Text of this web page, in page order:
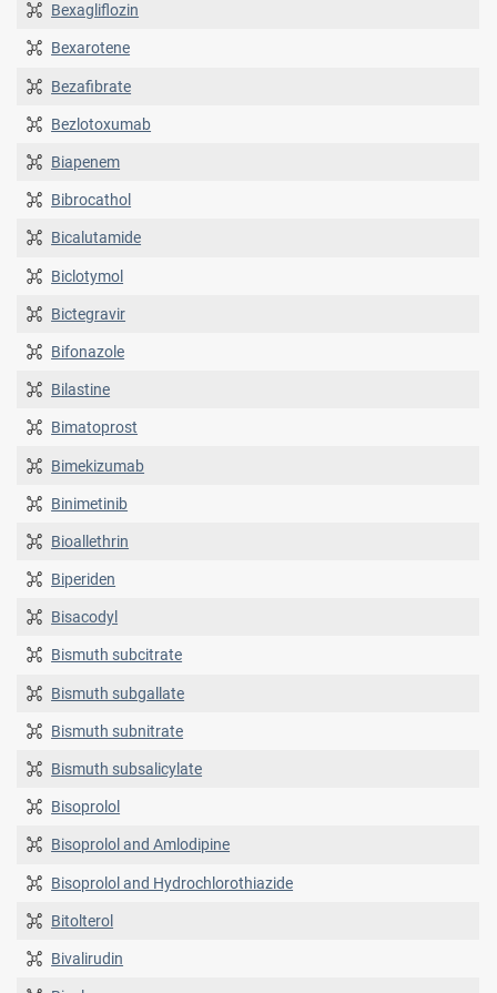
Bexagliflozin
Bexarotene
Bezafibrate
Bezlotoxumab
Biapenem
Bibrocathol
Bicalutamide
Biclotymol
Bictegravir
Bifonazole
Bilastine
Bimatoprost
Bimekizumab
Binimetinib
Bioallethrin
Biperiden
Bisacodyl
Bismuth subcitrate
Bismuth subgallate
Bismuth subnitrate
Bismuth subsalicylate
Bisoprolol
Bisoprolol and Amlodipine
Bisoprolol and Hydrochlorothiazide
Bitolterol
Bivalirudin